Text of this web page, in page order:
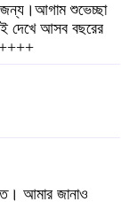
শুভেচ্ছা
দেখে আসব বছরের
আমার জানাও